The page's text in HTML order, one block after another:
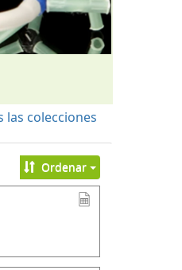
las colecciones
Ordenar